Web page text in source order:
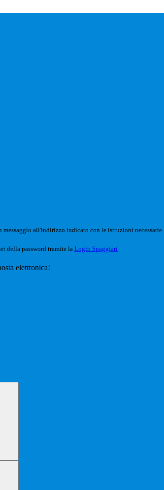
messaggio all'indirizzo indicato con le istruzioni necessarie.
della password tramite la Login Spaggiari
elettronica!